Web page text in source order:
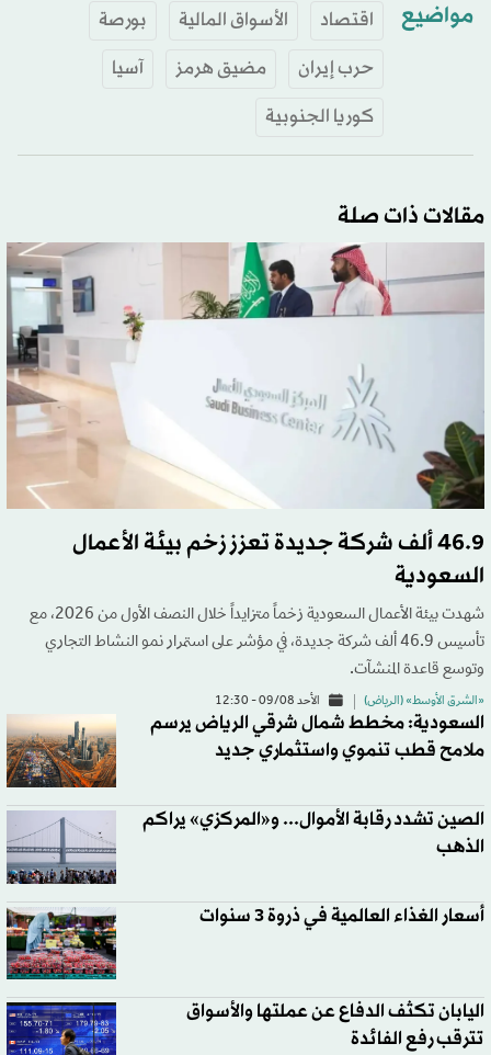
مواضيع اقتصاد الأسواق المالية
بورصة
حرب إيران
مضيق هرمز
آسيا
كوريا الجنوبية
مقالات ذات صلة
46.9 ألف شركة جديدة تعزز زخم بيئة الأعمال
السعودية
شهدت بيئة الأعمال السعودية زخماً متزايداً خلال النصف الأول من 2026، مع
تأسيس 46.9 ألف شركة جديدة، في مؤشر على استمرار نمو النشاط التجاري
وتوسع قاعدة المنشآت.
«الشرق الأوسط» (الرياض) الأحد 09/08 - 12:30
السعودية: مخطط شمال شرقي الرياض يرسم
ملامح قطب تنموي واستثماري جديد
الصين تشدد رقابة الأموال... و«المركزي» يراكم
الذهب
أسعار الغذاء العالمية في ذروة 3 سنوات
اليابان تكثف الدفاع عن عملتها والأسواق
تترقب رفع الفائدة